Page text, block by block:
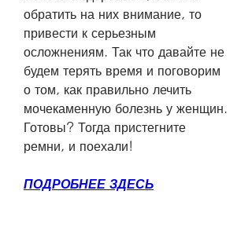
обратить на них внимание, то
привести к серьезным
осложнениям. Так что давайте не
будем терять время и поговорим
о том, как правильно лечить
мочекаменную болезнь у женщин.
Готовы? Тогда пристегните
ремни, и поехали!
ПОДРОБНЕЕ ЗДЕСЬ